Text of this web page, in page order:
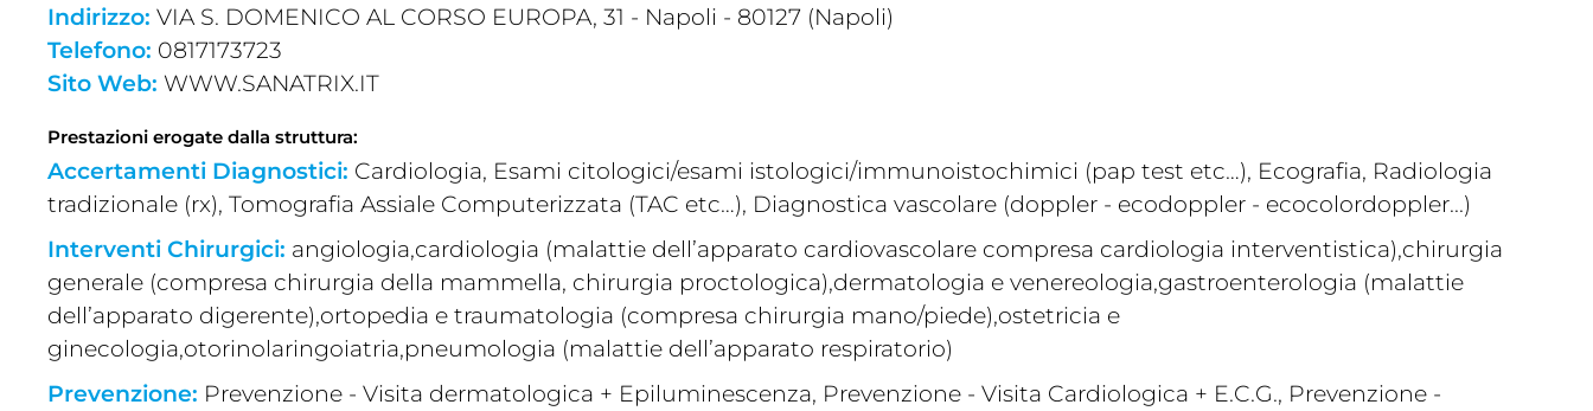
Indirizzo: VIA S. DOMENICO AL CORSO EUROPA, 31 - Napoli - 80127 (Napoli)
Telefono: 0817173723
Sito Web: WWW.SANATRIX.IT
Prestazioni erogate dalla struttura:
Accertamenti Diagnostici: Cardiologia, Esami citologici/esami istologici/immunoistochimici (pap test etc…), Ecografia, Radiologia
tradizionale (rx), Tomografia Assiale Computerizzata (TAC etc…), Diagnostica vascolare (doppler - ecodoppler - ecocolordoppler...)
Interventi Chirurgici: angiologia,cardiologia (malattie dell’apparato cardiovascolare compresa cardiologia interventistica),chirurgia
generale (compresa chirurgia della mammella, chirurgia proctologica),dermatologia e venereologia,gastroenterologia (malattie
dell’apparato digerente),ortopedia e traumatologia (compresa chirurgia mano/piede),ostetricia e
ginecologia,otorinolaringoiatria,pneumologia (malattie dell’apparato respiratorio)
Prevenzione: Prevenzione - Visita dermatologica + Epilumi­nescenza, Prevenzione - Visita Cardiologica + E.C.G., Prevenzione -